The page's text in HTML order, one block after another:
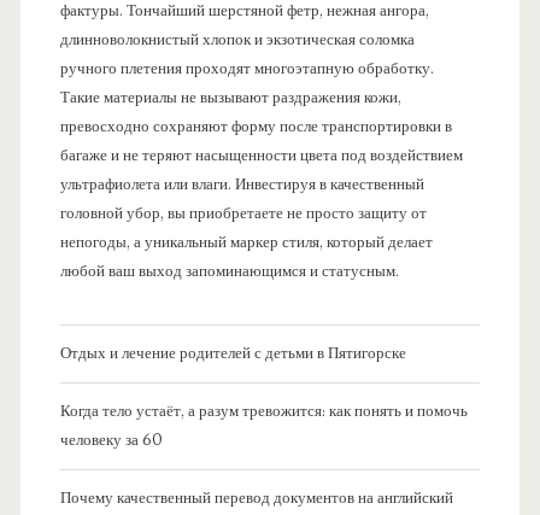
фактуры. Тончайший шерстяной фетр, нежная ангора,
длинноволокнистый хлопок и экзотическая соломка
ручного плетения проходят многоэтапную обработку.
Такие материалы не вызывают раздражения кожи,
превосходно сохраняют форму после транспортировки в
багаже и не теряют насыщенности цвета под воздействием
ультрафиолета или влаги. Инвестируя в качественный
головной убор, вы приобретаете не просто защиту от
непогоды, а уникальный маркер стиля, который делает
любой ваш выход запоминающимся и статусным.
Отдых и лечение родителей с детьми в Пятигорске
Когда тело устаёт, а разум тревожится: как понять и помочь
человеку за 60
Почему качественный перевод документов на английский